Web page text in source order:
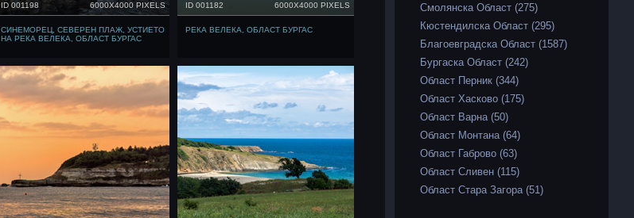
ID 001198 6000X4000 PIXELS
СИНЕМОРЕЦ, СЕВЕРЕН ПЛАЖ, УСТИЕТО
НА РЕКА ВЕЛЕКА, ОБЛАСТ БУРГАС
ID 001182 6000X4000 PIXELS
РЕКА ВЕЛЕКА, ОБЛАСТ БУРГАС
Смолянска Област (275)
Кюстендилска Област (295)
Благоевградска Област (1587)
Бургаска Област (242)
Област Перник (344)
Област Хасково (175)
Област Варна (50)
Област Монтана (64)
Област Габрово (63)
Област Сливен (115)
Област Стара Загора (51)